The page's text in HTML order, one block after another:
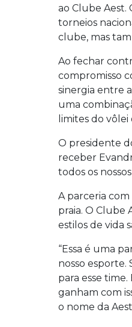
ao Clube Aest.
torneios
clube, mas
Ao fechar
compromisso
sinergia entre
uma
limites do
O presidente
receber
todos os
A parceria
praia. O Clube
estilos de vida
“Essa é uma
nosso esporte.
para esse
ganham com
o nome da